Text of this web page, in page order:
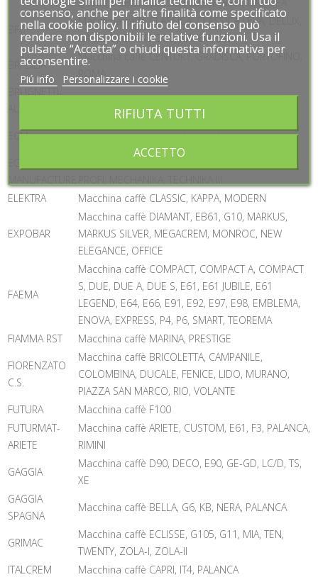
BFC
Macchina caffè CLASSICA, CLASSICA LEVA, DELUX,
GALILEO, GRANDOGE, JUNIOR, LIRA
BRASILIA
Macchina caffè CENTURY, GRADISCA, PORTOFINO,
ROMA
ECM
Macchina caffè GIOTTO, LAURA, MICHELANGELO,
ELEKTRA
Macchina caffè CLASSIC, KAPPA, MODERN
EXPOBAR
Macchina caffè DIAMANT, EB61, G10, MARKUS,
MARKUS SILVER, MEGACREM, MONROC, NEW
ELEGANCE, OFFICE
FAEMA
Macchina caffè COMPACT, COMPACT A, COMPACT
S, DUE, DUE A, DUE S, E61, E61 JUBILE, E61
LEGEND, E64, E66, E91, E92, E97, E98, EMBLEMA,
ENOVA, EXPRESS, P4, P6, SMART, TEOREMA
FIAMMA RST
Macchina caffè MARINA, PRESTIGE
FIORENZATO
C.S.
Macchina caffè BRICOLETTA, CAMPANILE,
COLOMBINA, DUCALE, FENICE, LIDO, MURANO,
PIAZZA SAN MARCO, RIO, VOLANTE
FUTURA
Macchina caffè F100
FUTURMAT-
ARIETE
Macchina caffè ARIETE, CUSTOM, E61, F3, PALANCA,
RIMINI
GAGGIA
Macchina caffè D90, DECO, E90, GE-GD, LC/D, TS,
XE
GAGGIA
SPAGNA
Macchina caffè BELLA, G6, KB, NERA, PALANCA
GRIMAC
Macchina caffè ECLISSE, G105, G11, MIA, TEN,
TWENTY, ZOLA-I, ZOLA-II
ITALCREM
Macchina caffè CAPRI, IT4, PALANCA
consenso, anche per altre finalità come specificato
nella cookie policy. Il rifiuto del consenso può
rendere non disponibili le relative funzioni. Usa il
pulsante “Accetta” o chiudi questa informativa per
acconsentire.
Piú info Personalizzare i cookie
RIFIUTA TUTTI
ACCETTO
consenso, anche per altre finalità come specificato
nella cookie policy. Il rifiuto del consenso può
rendere non disponibili le relative funzioni. Usa il
pulsante “Accetta” o chiudi questa informativa per
acconsentire.
Piú info Personalizzare i cookie
RIFIUTA TUTTI
ACCETTO